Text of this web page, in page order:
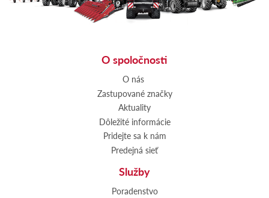
O spoločnosti
O nás
Zastupované značky
Aktuality
Dôležité informácie
Pridejte sa k nám
Predejná sieť
Služby
Poradenstvo